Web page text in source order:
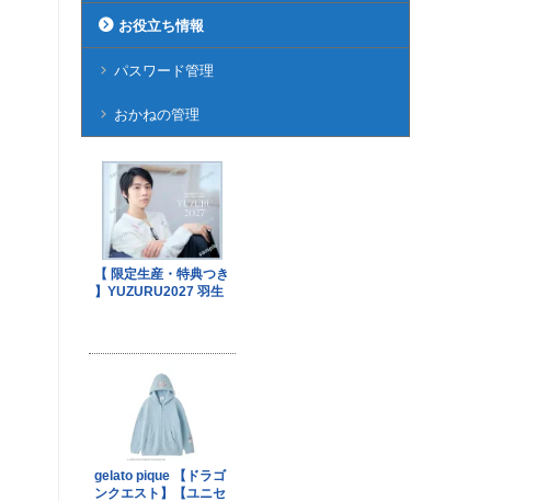
お役立ち情報
パスワード管理
おかねの管理